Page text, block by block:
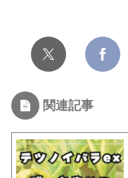
関連記事